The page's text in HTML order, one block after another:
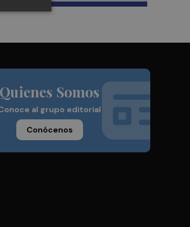
Quienes Somos
al grupo editorial
Conócenos